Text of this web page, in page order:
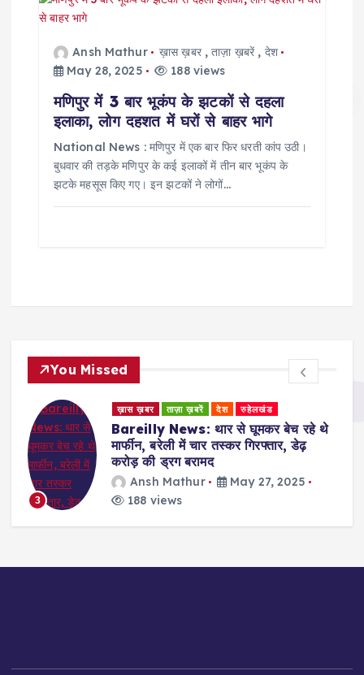
Ansh Mathur ख़ास ख़बर,ताज़ा ख़बरें , देश
May 28, 2025
188 views
मणिपुर में 3 बार भूकंप के झटकों से दहला
इलाका, लोग दहशत में घरों से बाहर भागे
National News : मणिपुर में एक बार फिर धरती कांप उठी।
बुधवार की तड़के मणिपुर के कई इलाकों में तीन बार भूकंप के
झटके महसूस किए गए। इन झटकों ने लोगों…
You Missed
3
ख़ास ख़बर ताज़ा ख़बरें देश रुहेलखंड
Bareilly News: थार से घूमकर बेच रहे थे
मार्फीन, बरेली में चार तस्कर गिरफ्तार, डेढ़
करोड़ की ड्रग बरामद
Ansh Mathur
May 27, 2025
188 views